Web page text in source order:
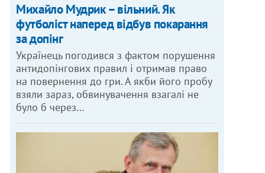
Михайло Мудрик – вільний. Як
футболіст наперед відбув покарання
за допінг
Українець погодився з фактом порушення
антидопінгових правил і отримав право
на повернення до гри. А якби його пробу
взяли зараз, обвинувачення взагалі не
було б через…